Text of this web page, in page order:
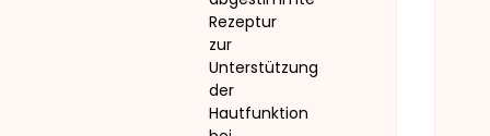
Rezeptur
zur
Unterstützung
der
Hautfunktion